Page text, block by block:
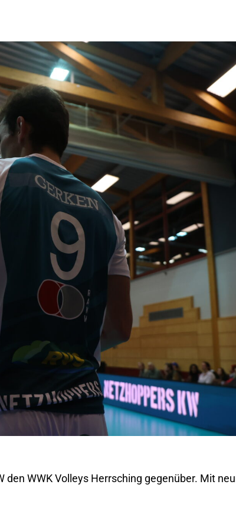
WWK Volleys Herrsching gegenüber. Mit